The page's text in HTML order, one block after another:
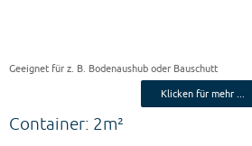
Geeignet für z. B. Bodenaushub oder Bauschutt
Klicken für mehr ...
Container: 2m²